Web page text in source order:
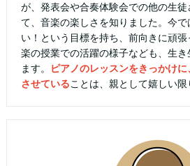
が、発表会や合奏体験会での他の生
て、音楽の楽しさを知りました。今
い！という目標を持ち、前向きに頑
楽の授業での活躍の様子なども、生
ます。
ピアノのレッスンをきっかけ
させていることは、親として嬉しい限